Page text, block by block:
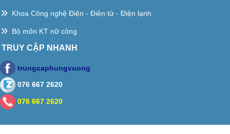
Khoa Công nghệ Điện - Điện tử - Điện lạnh
Bộ môn KT nữ công
TRUY CẬP NHANH
trungcaphungvuong
076 667 2620
076 667 2620